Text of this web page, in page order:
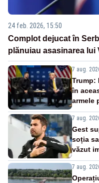
24 feb. 2026, 15:50
Complot dejucat în
plănuiau asasinarea lui
7 aug.
Trump:
în
armele
7 aug.
Gest
soția
văzut
7 aug.